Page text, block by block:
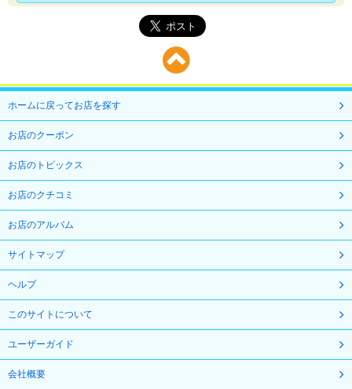
ホームに戻ってお店を探す
お店のクーポン
お店のトピックス
お店のクチコミ
お店のアルバム
サイトマップ
ヘルプ
このサイトについて
ユーザーガイド
会社概要